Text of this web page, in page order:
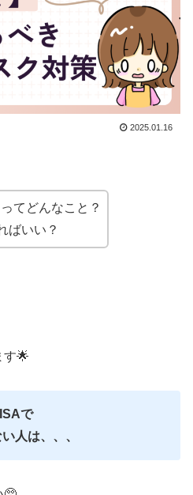
2025.01.16
てどんなこと？
ばいい？
す🌟
で
人は、、、